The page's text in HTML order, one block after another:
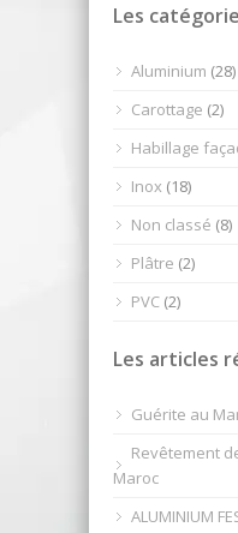
Les
Aluminium (28)
Carottage (2)
Habillage
Inox (18)
Non classé (8)
Plâtre (2)
PVC (2)
Les articles
Guérite au
Revêtement
Maroc
ALUMINIUM